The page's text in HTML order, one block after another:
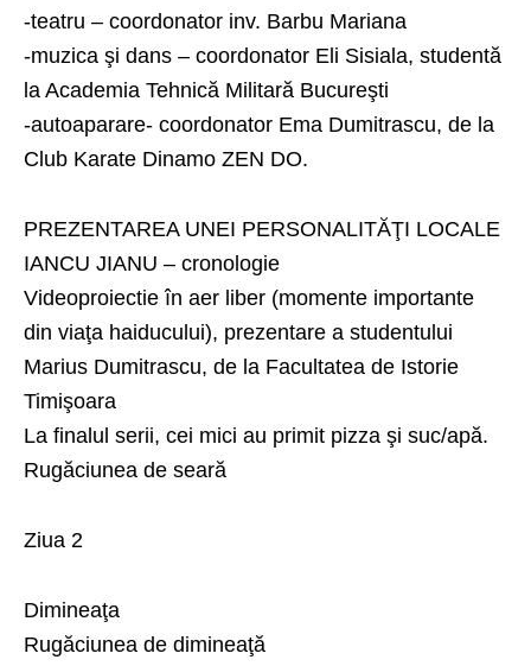
-teatru – coordonator inv. Barbu Mariana
-muzica şi dans – coordonator Eli Sisiala, studentă
la Academia Tehnică Militară Bucureşti
-autoaparare- coordonator Ema Dumitrascu, de la
Club Karate Dinamo ZEN DO.
PREZENTAREA UNEI PERSONALITĂŢI LOCALE
IANCU JIANU – cronologie
Videoproiectie în aer liber (momente importante
din viaţa haiducului), prezentare a studentului
Marius Dumitrascu, de la Facultatea de Istorie
Timişoara
La finalul serii, cei mici au primit pizza şi suc/apă.
Rugăciunea de seară
Ziua 2
Dimineaţa
Rugăciunea de dimineaţă